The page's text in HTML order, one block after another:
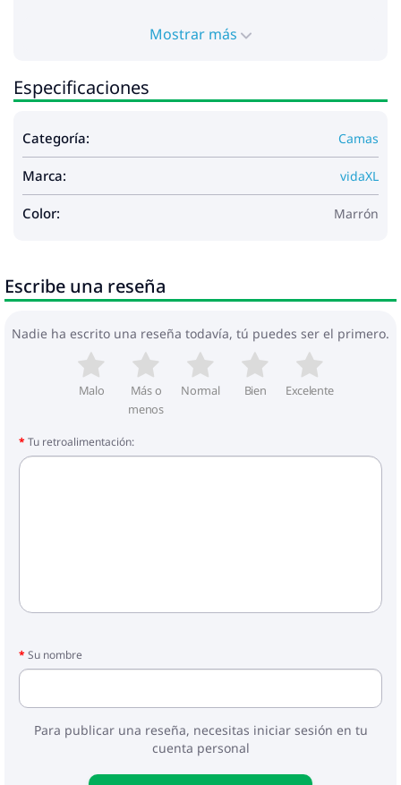
Mostrar más
Especificaciones
Categoría: Camas
Marca: vidaXL
Color: Marrón
Escribe una reseña
Nadie ha escrito una reseña todavía, tú puedes ser el primero.
Malo
Más o
menos
Normal Bien Excelente
Tu retroalimentación:
Su nombre
Para publicar una reseña, necesitas iniciar sesión en tu
cuenta personal